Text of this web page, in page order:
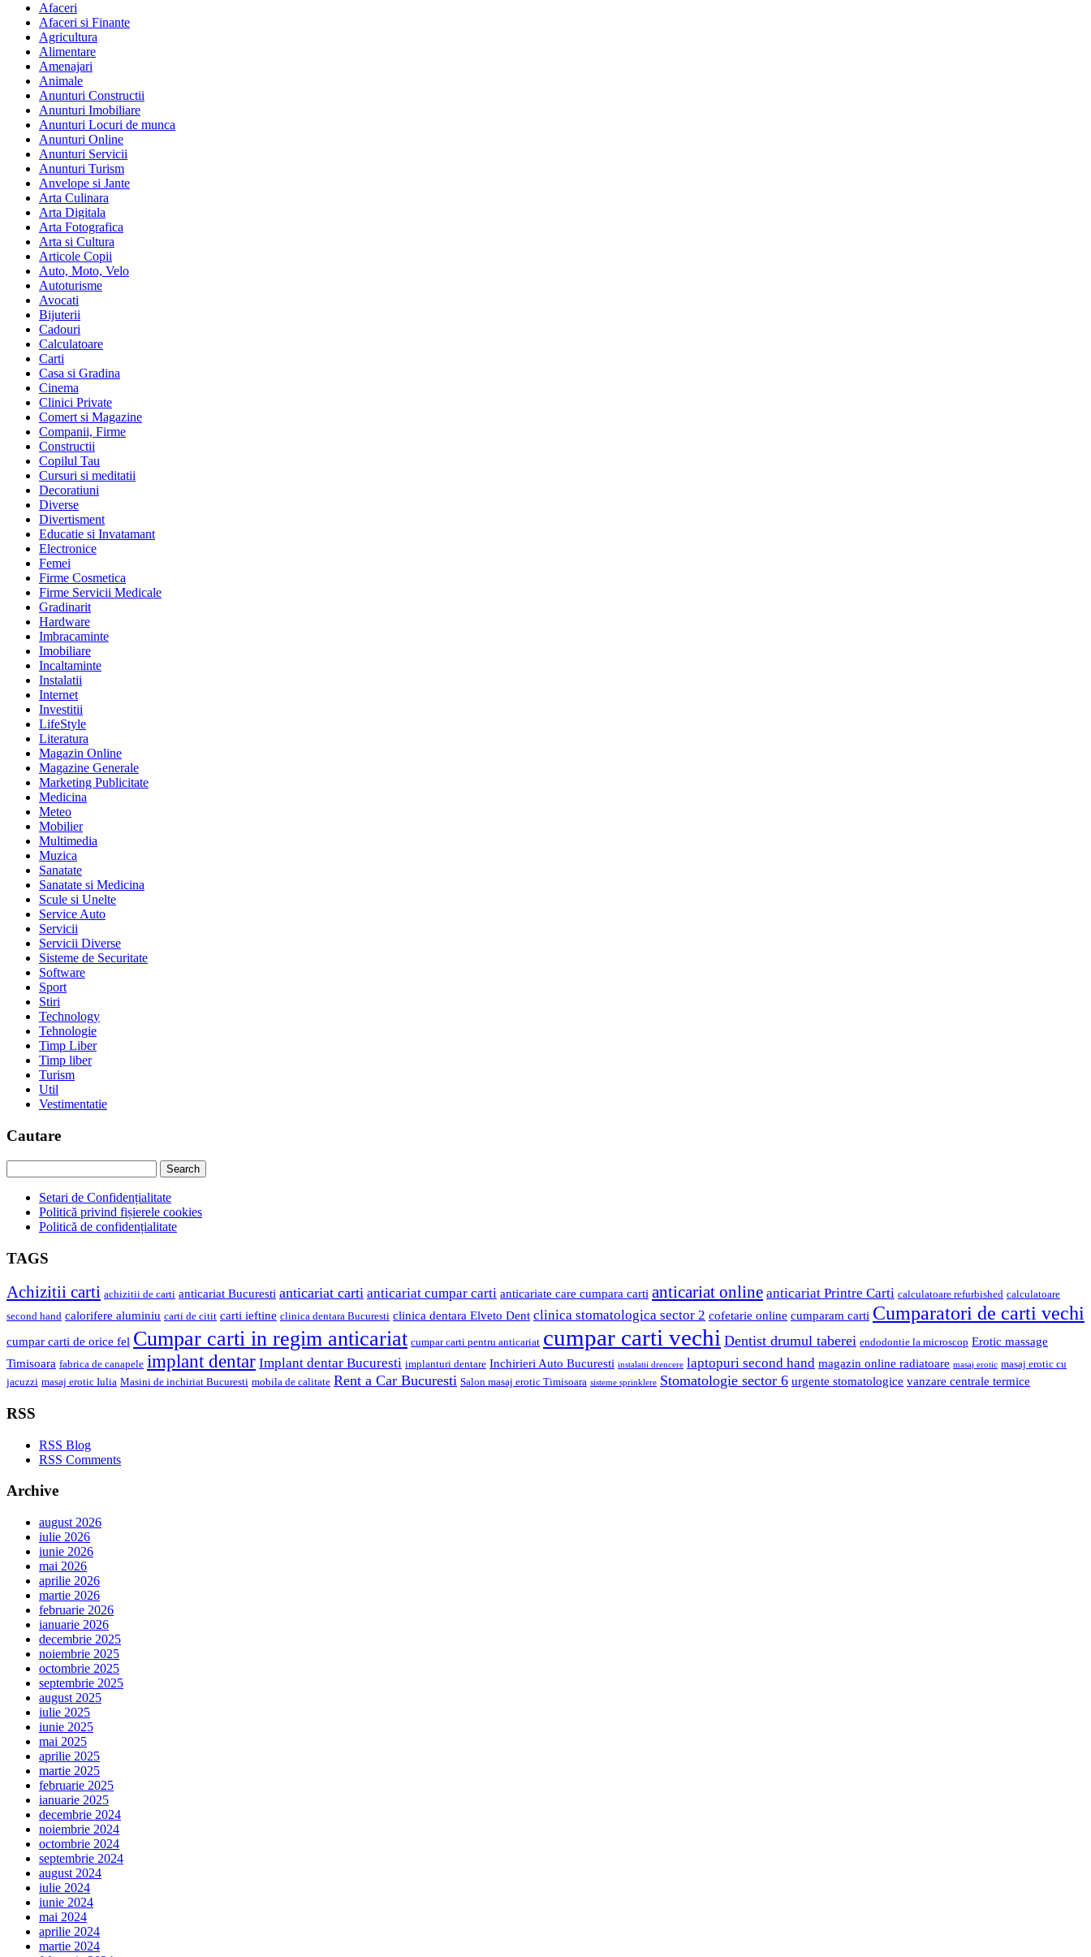
Afaceri
Afaceri si Finante
Agricultura
Alimentare
Amenajari
Animale
Anunturi Constructii
Anunturi Imobiliare
Anunturi Locuri de munca
Anunturi Online
Anunturi Servicii
Anunturi Turism
Anvelope si Jante
Arta Culinara
Arta Digitala
Arta Fotografica
Arta si Cultura
Articole Copii
Auto, Moto, Velo
Autoturisme
Avocati
Bijuterii
Cadouri
Calculatoare
Carti
Casa si Gradina
Cinema
Clinici Private
Comert si Magazine
Companii, Firme
Constructii
Copilul Tau
Cursuri si meditatii
Decoratiuni
Diverse
Divertisment
Educatie si Invatamant
Electronice
Femei
Firme Cosmetica
Firme Servicii Medicale
Gradinarit
Hardware
Imbracaminte
Imobiliare
Incaltaminte
Instalatii
Internet
Investitii
LifeStyle
Literatura
Magazin Online
Magazine Generale
Marketing Publicitate
Medicina
Meteo
Mobilier
Multimedia
Muzica
Sanatate
Sanatate si Medicina
Scule si Unelte
Service Auto
Servicii
Servicii Diverse
Sisteme de Securitate
Software
Sport
Stiri
Technology
Tehnologie
Timp Liber
Timp liber
Turism
Util
Vestimentatie
Cautare
Setari de Confidențialitate
Politică privind fișierele cookies
Politică de confidențialitate
TAGS
Achizitii carti achizitii de carti anticariat Bucuresti anticariat carti anticariat cumpar carti anticariate care cumpara carti anticariat online anticariat Printre Carti calculatoare refurbished calculatoare
second hand calorifere aluminiu carti de citit carti ieftine clinica dentara Bucuresti clinica dentara Elveto Dent clinica stomatologica sector 2 cofetarie online cumparam carti Cumparatori de carti vechi
cumpar carti de orice fel Cumpar carti in regim anticariat cumpar carti pentru anticariat cumpar carti vechi Dentist drumul taberei endodontie la microscop Erotic massage
Timisoara fabrica de canapele implant dentar Implant dentar Bucuresti implanturi dentare Inchirieri Auto Bucuresti instalatii drencere laptopuri second hand magazin online radiatoare masaj erotic masaj erotic cu
jacuzzi masaj erotic Iulia Masini de inchiriat Bucuresti mobila de calitate Rent a Car Bucuresti Salon masaj erotic Timisoara sisteme sprinklere Stomatologie sector 6 urgente stomatologice vanzare centrale termice
RSS
RSS Blog
RSS Comments
Archive
august 2026
iulie 2026
iunie 2026
mai 2026
aprilie 2026
martie 2026
februarie 2026
ianuarie 2026
decembrie 2025
noiembrie 2025
octombrie 2025
septembrie 2025
august 2025
iulie 2025
iunie 2025
mai 2025
aprilie 2025
martie 2025
februarie 2025
ianuarie 2025
decembrie 2024
noiembrie 2024
octombrie 2024
septembrie 2024
august 2024
iulie 2024
iunie 2024
mai 2024
aprilie 2024
martie 2024